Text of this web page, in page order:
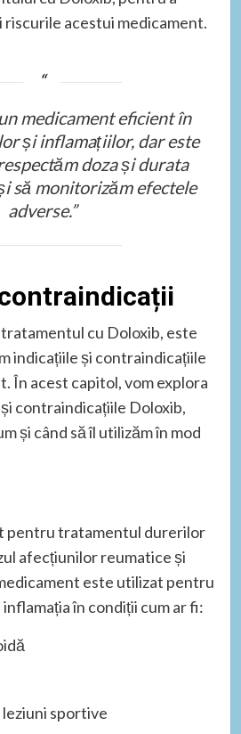
riscurile acestui medicament.
medicament eficient în
și inflamațiilor, dar este
doza și durata
să monitorizăm efectele
adverse.”
cu Doloxib, este
indicațiile și contraindicațiile
În acest capitol, vom explora
contraindicațiile Doloxib,
și când să îl utilizăm în mod
pentru tratamentul durerilor
afecțiunilor reumatice și
este utilizat pentru
în condiții cum ar fi:
sportive